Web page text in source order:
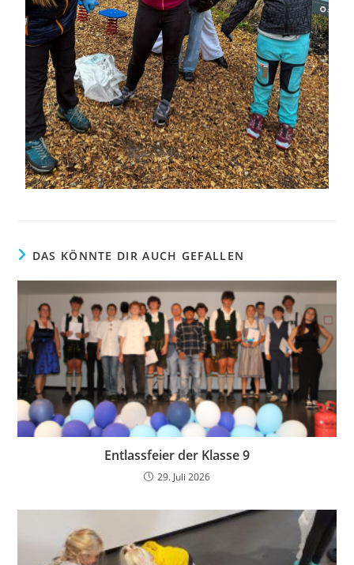
DAS KÖNNTE DIR AUCH GEFALLEN
Entlassfeier der Klasse 9
29. Juli 2026